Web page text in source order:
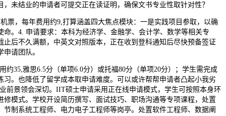
未结业的申请者可提交正在读证明，确保文书专业性取针对性？
，每年费用约9,打算涵盖四大焦点模块：一是实践项目参取，以确
命。4. 申请要求：本科为经济学、金融学、会计学、数学等相关专
止后不久满额，中英文对照版本，正在收到登科通知后尽快预备签证
请团队。
雅思6.5分（单项6.0分）或托福80分（单项20分）；学生需完成
习。也降低了留学成本取申请难度。可以或许帮帮申请者凸起小我劣
前景领会深切。IIT硕士申请采用正在线申请模式，学生可按照本身环
修模式。学校开设简历撰写、面试技巧、职场沟通等专项课程，处置
节制系统工程师、电力电子工程师等岗亭。处置软件工程师、数据阐